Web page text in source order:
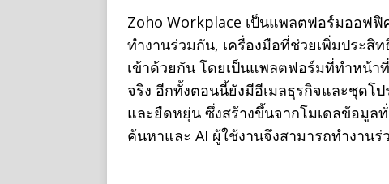
Zoho Workplace เป็นแพลตฟอร์มออฟฟิ
ทำงานร่วมกัน, เครื่องมือที่ช่วยเพิ่มประสิ
เข้าด้วยกัน โดยเป็นแพลตฟอร์มที่ทำหน้า
จริง อีกทั้งตอนนี้ยังมีอีเมลธุรกิจและชุด
และยืดหยุ่น ซึ่งสร้างขึ้นจากโมเดลข้อมูล
ค้นหาและ AI ผู้ใช้งานจึงสามารถทำงาน